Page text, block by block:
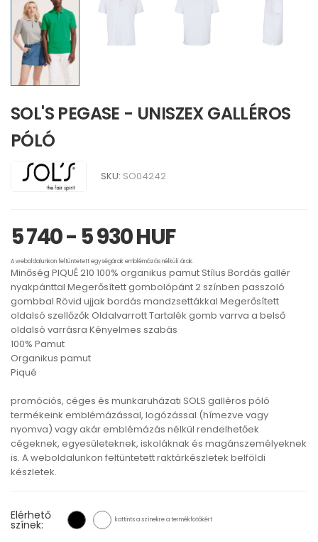
SOL'S PEGASE - UNISZEX GALLÉROS
PÓLÓ
SKU: SO04242
5 740 - 5 930 HUF
A weboldalunkon feltüntetett egységárak emblémázás nélküli árak.
Minőség PIQUÉ 210 100% organikus pamut Stílus Bordás gallér
nyakpánttal Megerősített gombolópánt 2 színben passzoló
gombbal Rövid ujjak bordás mandzsettákkal Megerősített
oldalsó szellőzők Oldalvarrott Tartalék gomb varrva a belső
oldalsó varrásra Kényelmes szabás
100% Pamut
Organikus pamut
Piqué
promóciós, céges és munkaruházati SOLS galléros póló
termékeink emblémázással, logózással (hímezve vagy
nyomva) vagy akár emblémázás nélkül rendelhetőek
cégeknek, egyesületeknek, iskoláknak és magánszemélyeknek
is. A weboldalunkon feltüntetett raktárkészletek belföldi
készletek.
Elérhető
színek: kattints a színekre a termékfotókért